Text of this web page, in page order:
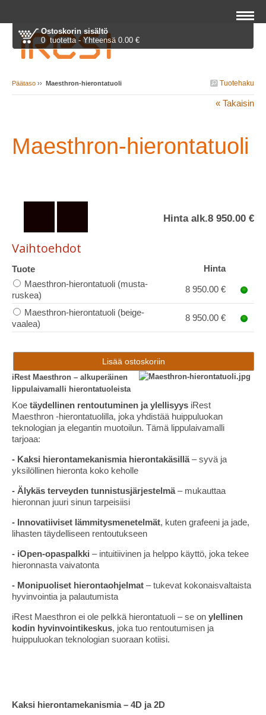
Ostoskorin sisältö
0 tuotetta - Yhteensä 0.00 €
Tuotehaku
Päätaso ›› Maesthron-hierontatuoli
« Takaisin
Maesthron-hierontatuoli
Hinta alk.8 950.00 €
Vaihtoehdot
Tuote
Hinta
Maesthron-hierontatuoli (musta-
ruskea)
8 950.00 €
Maesthron-hierontatuoli (beige-
vaalea)
8 950.00 €
iRest Maesthron – alkuperäinen
lippulaivamalli hierontatuoleista
Koe täydellinen rentoutuminen ja ylellisyys iRest
Maesthron -hierontatuolilla, joka yhdistää huippuluokan
teknologian ja elegantin muotoilun. Tämä lippulaivamalli
tarjoaa:
- Kaksi hierontamekanismia hierontakäsillä – syvä ja
yksilöllinen hieronta koko keholle
- Älykäs terveyden tunnistusjärjestelmä – mukauttaa
hieronnan juuri sinun tarpeisiisi
- Innovatiiviset lämmitysmenetelmät, kuten grafeeni ja jade,
lihasten täydelliseen rentoutukseen
- iOpen-opaspalkki – intuitiivinen ja helppo käyttö, joka tekee
hieronnasta vaivatonta
- Monipuoliset hierontaohjelmat – tukevat kokonaisvaltaista
hyvinvointia ja palautumista
iRest Maesthron ei ole pelkkä hierontatuoli – se on ylellinen
kodin hyvinvointikeskus, joka tuo rentoutumisen ja
huippuluokan teknologian suoraan kotiisi.
Kaksi hierontamekanismia – 4D ja 2D